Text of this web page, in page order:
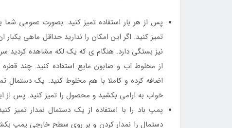
پس از هر بار استفاده تمیز کنید. بصورت عمومی شما
تمیز کنید. اگر این امکان را ندارید حداقل ماهی یکبار
نیز بستگی دارد. هنگام ی که یک لکه مشاهده کردید
از مخلوط اب و صابون مایع استفاده کنید. چند
اضافه کرده و کاملا با هم مخلوط کنید. یک
خواب به ارامی بکشید و محصول را تمیز کنید. پس
پمپ باد را با استفاده از یک دستمال نمدار تمیز
دستمال را نمدار کردن و بر روی سطح خارجی پمپ